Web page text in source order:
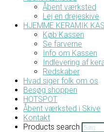
Åbent værksted
Lej en drejeskive
HJEMME KERAMIK
Køb Kassen
Se farverne
Info om Kassen
Indlevering af
Redskaber
Hvad siger folk om os
Besøg shoppen
HOTSPOT
Åbent værksted i Skive
Kontakt
Products search